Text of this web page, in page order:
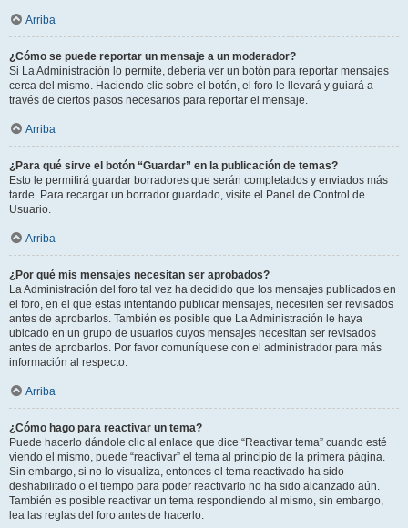
Arriba
¿Cómo se puede reportar un mensaje a un moderador?
Si La Administración lo permite, debería ver un botón para reportar mensajes
cerca del mismo. Haciendo clic sobre el botón, el foro le llevará y guiará a
través de ciertos pasos necesarios para reportar el mensaje.
Arriba
¿Para qué sirve el botón “Guardar” en la publicación de temas?
Esto le permitirá guardar borradores que serán completados y enviados más
tarde. Para recargar un borrador guardado, visite el Panel de Control de
Usuario.
Arriba
¿Por qué mis mensajes necesitan ser aprobados?
La Administración del foro tal vez ha decidido que los mensajes publicados en
el foro, en el que estas intentando publicar mensajes, necesiten ser revisados
antes de aprobarlos. También es posible que La Administración le haya
ubicado en un grupo de usuarios cuyos mensajes necesitan ser revisados
antes de aprobarlos. Por favor comuníquese con el administrador para más
información al respecto.
Arriba
¿Cómo hago para reactivar un tema?
Puede hacerlo dándole clic al enlace que dice “Reactivar tema” cuando esté
viendo el mismo, puede “reactivar” el tema al principio de la primera página.
Sin embargo, si no lo visualiza, entonces el tema reactivado ha sido
deshabilitado o el tiempo para poder reactivarlo no ha sido alcanzado aún.
También es posible reactivar un tema respondiendo al mismo, sin embargo,
lea las reglas del foro antes de hacerlo.